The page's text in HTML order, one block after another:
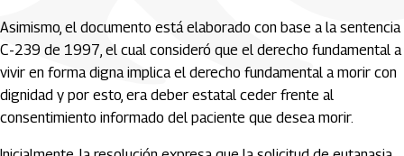
Asimismo, el documento está elaborado con base a la sentencia
C-239 de 1997, el cual consideró que el derecho fundamental a
vivir en forma digna implica el derecho fundamental a morir con
dignidad y por esto, era deber estatal ceder frente al
consentimiento informado del paciente que desea morir.